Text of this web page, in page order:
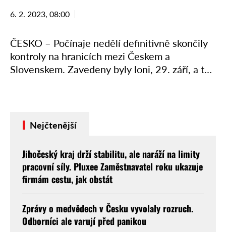
6. 2. 2023, 08:00
ČESKO – Počínaje nedělí definitivně skončily
kontroly na hranicích mezi Českem a
Slovenskem. Zavedeny byly loni, 29. září, a to
Nejčtenější
Jihočeský kraj drží stabilitu, ale naráží na limity
pracovní síly. Pluxee Zaměstnavatel roku ukazuje
firmám cestu, jak obstát
Zprávy o medvědech v Česku vyvolaly rozruch.
Odborníci ale varují před panikou